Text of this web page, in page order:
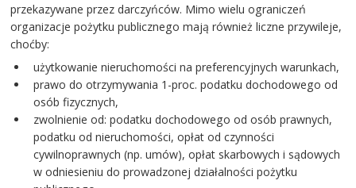
przekazywane przez darczyńców. Mimo wielu ograniczeń
organizacje pożytku publicznego mają również liczne przywileje,
choćby:
użytkowanie nieruchomości na preferencyjnych warunkach,
prawo do otrzymywania 1-proc. podatku dochodowego od
osób fizycznych,
zwolnienie od: podatku dochodowego od osób prawnych,
podatku od nieruchomości, opłat od czynności
cywilnoprawnych (np. umów), opłat skarbowych i sądowych
w odniesieniu do prowadzonej działalności pożytku